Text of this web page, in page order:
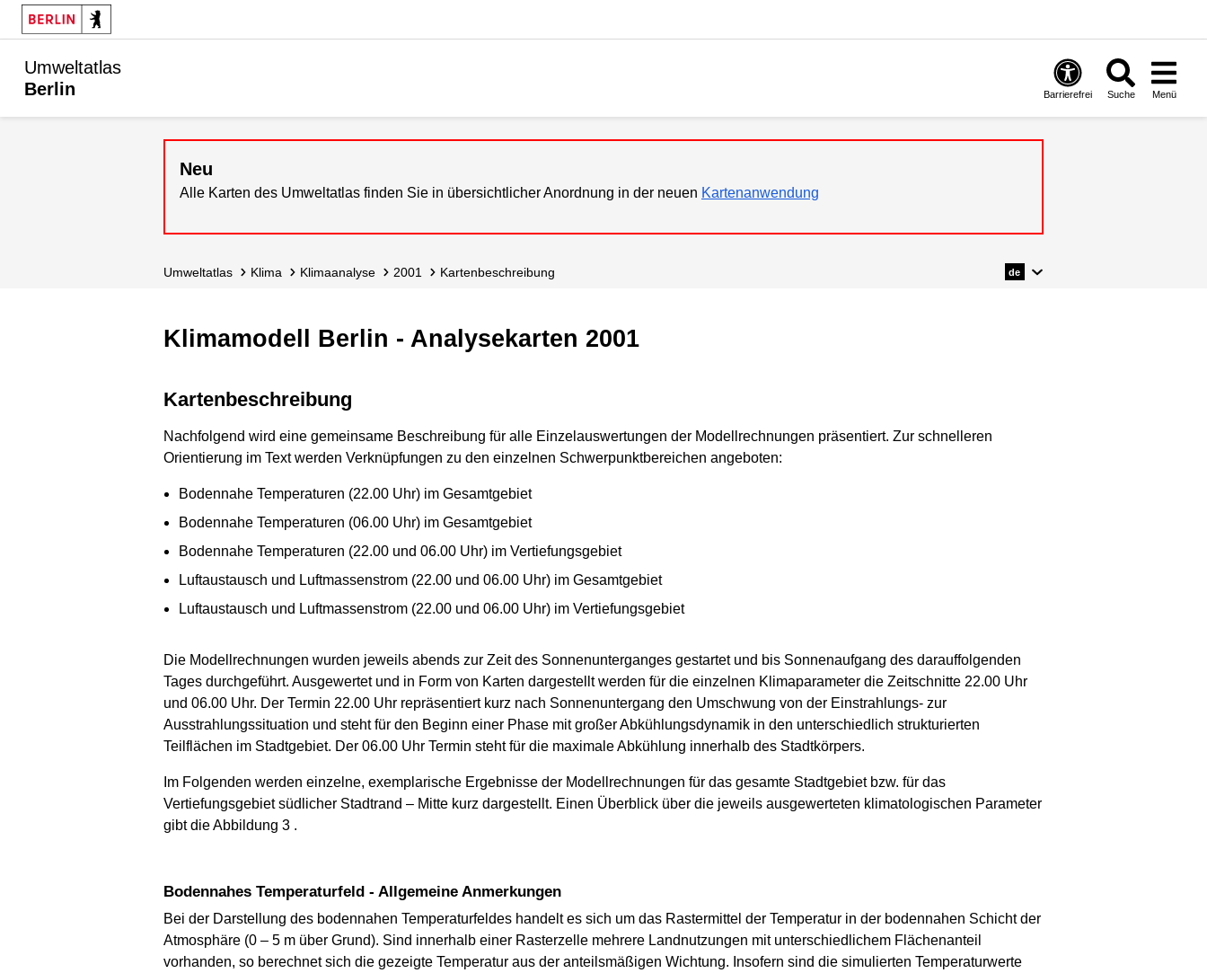
Umweltatlas
Berlin
Barrierefrei Suche Menü
Neu
Alle Karten des Umweltatlas finden Sie in übersichtlicher Anordnung in der neuen Kartenanwendung
Umweltatlas Klima Klimaanalyse 2001 Karten­beschreibung de
Klimamodell Berlin - Analysekarten 2001
Kartenbeschreibung
Nachfolgend wird eine gemeinsame Beschreibung für alle Einzelauswertungen der Modellrechnungen präsentiert. Zur schnelleren
Orientierung im Text werden Verknüpfungen zu den einzelnen Schwerpunktbereichen angeboten:
Bodennahe Temperaturen (22.00 Uhr) im Gesamtgebiet
Bodennahe Temperaturen (06.00 Uhr) im Gesamtgebiet
Bodennahe Temperaturen (22.00 und 06.00 Uhr) im Vertiefungsgebiet
Luftaustausch und Luftmassenstrom (22.00 und 06.00 Uhr) im Gesamtgebiet
Luftaustausch und Luftmassenstrom (22.00 und 06.00 Uhr) im Vertiefungsgebiet
Die Modellrechnungen wurden jeweils abends zur Zeit des Sonnenunterganges gestartet und bis Sonnenaufgang des darauffolgenden
Tages durchgeführt. Ausgewertet und in Form von Karten dargestellt werden für die einzelnen Klimaparameter die Zeitschnitte 22.00 Uhr
und 06.00 Uhr. Der Termin 22.00 Uhr repräsentiert kurz nach Sonnenuntergang den Umschwung von der Einstrahlungs- zur
Ausstrahlungssituation und steht für den Beginn einer Phase mit großer Abkühlungsdynamik in den unterschiedlich strukturierten
Teilflächen im Stadtgebiet. Der 06.00 Uhr Termin steht für die maximale Abkühlung innerhalb des Stadtkörpers.
Im Folgenden werden einzelne, exemplarische Ergebnisse der Modellrechnungen für das gesamte Stadtgebiet bzw. für das
Vertiefungsgebiet südlicher Stadtrand – Mitte kurz dargestellt. Einen Überblick über die jeweils ausgewerteten klimatologischen Parameter
gibt die Abbildung 3 .
Bodennahes Temperaturfeld - Allgemeine Anmerkungen
Bei der Darstellung des bodennahen Temperaturfeldes handelt es sich um das Rastermittel der Temperatur in der bodennahen Schicht der
Atmosphäre (0 – 5 m über Grund). Sind innerhalb einer Rasterzelle mehrere Landnutzungen mit unterschiedlichem Flächenanteil
vorhanden, so berechnet sich die gezeigte Temperatur aus der anteilsmäßigen Wichtung. Insofern sind die simulierten Temperaturwerte